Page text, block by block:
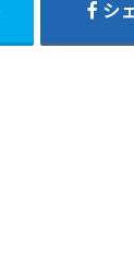
シ